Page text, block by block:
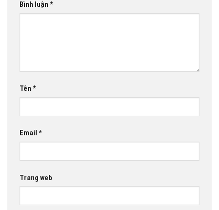
Bình luận *
Tên *
Email *
Trang web